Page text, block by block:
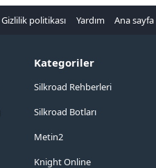
Gizlilik politikası Yardım Ana sayfa
Kategoriler
Silkroad Rehberleri
Silkroad Botları
Metin2
Knight Online